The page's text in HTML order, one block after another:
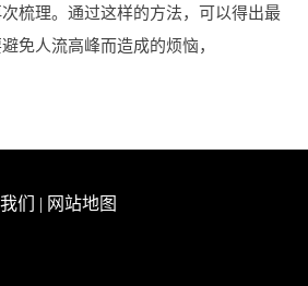
梳理。通过这样的方法，可以得出最
免人流高峰而造成的烦恼，
们 | 网站地图